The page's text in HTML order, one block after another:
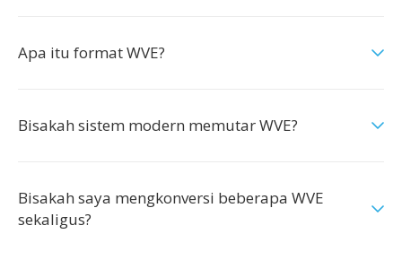
Apa itu format WVE?
Bisakah sistem modern memutar WVE?
Bisakah saya mengkonversi beberapa WVE
sekaligus?